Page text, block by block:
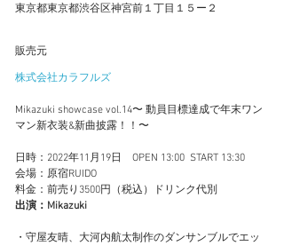
東京都東京都渋谷区神宮前１丁目１５ー２
販売元
株式会社カラフルズ
Mikazuki showcase vol.14〜 動員目標達成で年末ワン
マン新衣装&新曲披露！！〜
日時：2022年11月19日　OPEN 13:00  START 13:30
会場：原宿RUIDO
料金：前売り3500円（税込）ドリンク代別
出演：Mikazuki
・守屋友晴、大河内航太制作のダンサンブルでエッ